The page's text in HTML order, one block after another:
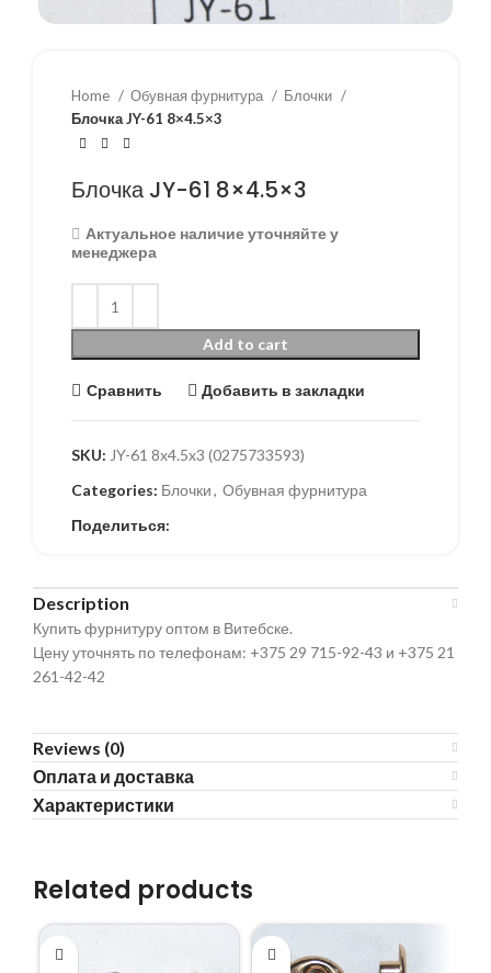
Home Обувная фурнитура
Блочки
Блочка JY-61 8×4.5×3
Блочка JY-61 8×4.5×3
Актуальное наличие уточняйте у
менеджера
Add to cart
Сравнить Добавить в закладки
SKU: JY-61 8x4.5x3 (0275733593)
Categories: Блочки, Обувная фурнитура
Поделиться:
Description
Купить фурнитуру оптом в Витебске.
Цену уточнять по телефонам: +375 29 715-92-43 и +375 21
261-42-42
Reviews (0)
Оплата и доставка
Характеристики
Related products